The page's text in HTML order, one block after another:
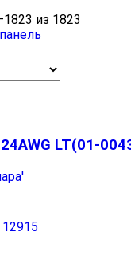
из 1823
LT(01-
12915